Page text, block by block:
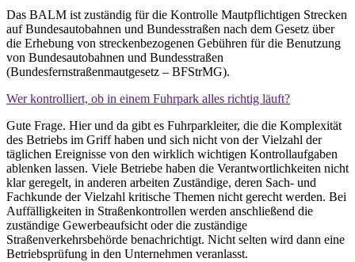
Das BALM ist zuständig für die Kontrolle Mautpflichtigen Strecken
auf Bundesautobahnen und Bundesstraßen nach dem Gesetz über
die Erhebung von streckenbezogenen Gebühren für die Benutzung
von Bundesautobahnen und Bundesstraßen
(Bundesfernstraßenmautgesetz – BFStrMG).
Wer kontrolliert, ob in einem Fuhrpark alles richtig läuft?
Gute Frage. Hier und da gibt es Fuhrparkleiter, die die Komplexität
des Betriebs im Griff haben und sich nicht von der Vielzahl der
täglichen Ereignisse von den wirklich wichtigen Kontrollaufgaben
ablenken lassen. Viele Betriebe haben die Verantwortlichkeiten nicht
klar geregelt, in anderen arbeiten Zuständige, deren Sach- und
Fachkunde der Vielzahl kritische Themen nicht gerecht werden. Bei
Auffälligkeiten in Straßenkontrollen werden anschließend die
zuständige Gewerbeaufsicht oder die zuständige
Straßenverkehrsbehörde benachrichtigt. Nicht selten wird dann eine
Betriebsprüfung in den Unternehmen veranlasst.